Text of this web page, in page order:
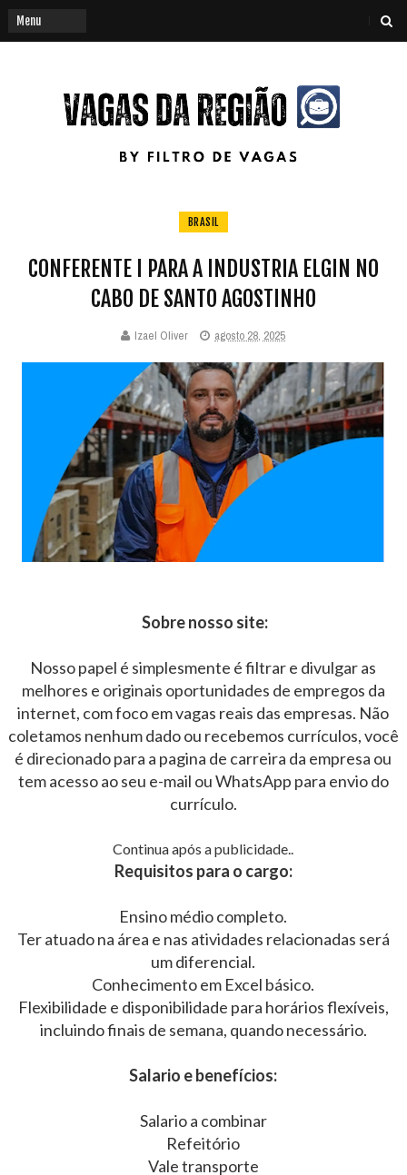
BRASIL
CONFERENTE I PARA A INDUSTRIA ELGIN NO
CABO DE SANTO AGOSTINHO
Izael Oliver agosto 28, 2025
Sobre nosso site:
Nosso papel é simplesmente é filtrar e divulgar as
melhores e originais oportunidades de empregos da
internet, com foco em vagas reais das empresas. Não
coletamos nenhum dado ou recebemos currículos, você
é direcionado para a pagina de carreira da empresa ou
tem acesso ao seu e-mail ou WhatsApp para envio do
currículo.
Continua após a publicidade..
Requisitos para o cargo:
Ensino médio completo.
Ter atuado na área e nas atividades relacionadas será
um diferencial.
Conhecimento em Excel básico.
Flexibilidade e disponibilidade para horários flexíveis,
incluindo finais de semana, quando necessário.
Salario e benefícios:
Salario a combinar
Refeitório
Vale transporte